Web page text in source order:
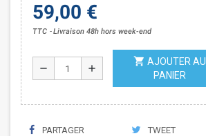
59,00 €
TTC Livraison 48h hors week-end
remove add
shopping_cart AJOUTER AU
PANIER
PARTAGER TWEET